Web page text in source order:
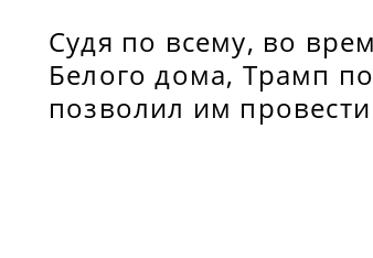
Судя по всему, во
Белого дома, Трамп
позволил им